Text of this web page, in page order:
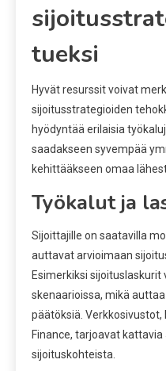
tueksi
Hyvät resurssit voivat
sijoitusstrategioiden
hyödyntää erilaisia
saadakseen syvempää
kehittääkseen omaa
Työkalut ja
Sijoittajille on saatavilla
auttavat arvioimaan
Esimerkiksi
skenaarioissa, mikä
päätöksiä.
Finance, tarjoavat
sijoituskohteista.